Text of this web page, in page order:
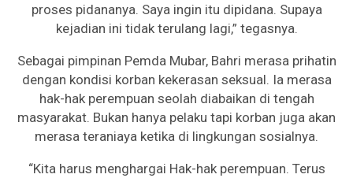
proses pidananya. Saya ingin itu dipidana. Supaya
kejadian ini tidak terulang lagi,” tegasnya.
Sebagai pimpinan Pemda Mubar, Bahri merasa prihatin
dengan kondisi korban kekerasan seksual. Ia merasa
hak-hak perempuan seolah diabaikan di tengah
masyarakat. Bukan hanya pelaku tapi korban juga akan
merasa teraniaya ketika di lingkungan sosialnya.
“Kita harus menghargai Hak-hak perempuan. Terus